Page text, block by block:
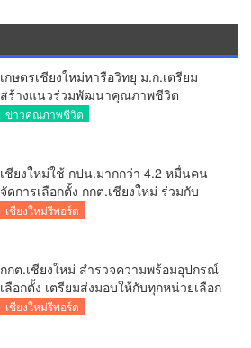
เกษตรเชียงใหม่หารือวิทยุ ม.ก.เตรียม
สร้างแนวร่วมพัฒนาคุณภาพชีวิต
เกษตรกร สื่อสารข้อมูลถูกต้องขับเคลื่อน
ข่าวคุณภาพชีวิต
เชียงใหม่ใช้ กปน.มากกว่า 4.2 หมื่นคน
จัดการเลือกตั้ง กกต.เชียงใหม่ ร่วมกับ
นายอำเภอหางดง ตรวจความเรียบร้อย
เชียงใหม่รีพอร์ต
กกต.เชียงใหม่ สำรวจความพร้อมอุปกรณ์
เลือกตั้ง เตรียมส่งมอบให้กับทุกหน่วยเลือก
ตั้งในวันพรุ่งนี้
เชียงใหม่รีพอร์ต